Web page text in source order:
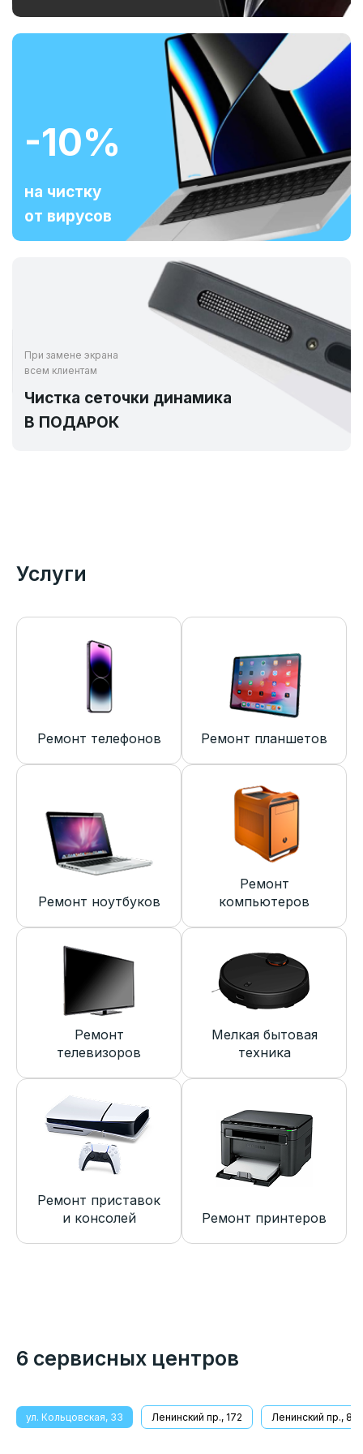
-10%
на чистку
от вирусов
При замене экрана
всем клиентам
Чистка сеточки динамика
В ПОДАРОК
Услуги
Ремонт телефонов Ремонт планшетов
Ремонт ноутбуков
Ремонт
компьютеров
Ремонт
телевизоров
Мелкая бытовая
техника
Ремонт приставок
и консолей
Ремонт принтеров
6 сервисных центров
ул. Кольцовская, 33 Ленинский пр., 172 Ленинский пр., 8/1